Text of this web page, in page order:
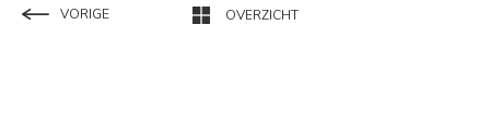
VORIGE OVERZICHT